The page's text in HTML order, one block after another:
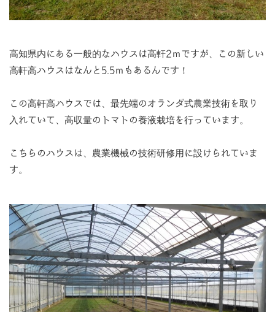
高知県内にある一般的なハウスは高軒2ｍですが、この新しい
高軒高ハウスはなんと5.5ｍもあるんです！
この高軒高ハウスでは、最先端のオランダ式農業技術を取り
入れていて、高収量のトマトの養液栽培を行っています。
こちらのハウスは、農業機械の技術研修用に設けられていま
す。